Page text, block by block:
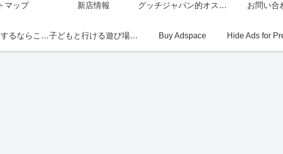
マップ 新店情報 グッチジャパン的オススメ店 お問い合
おもてなしするならこの店 子どもと行ける遊び場・お店 Buy Adspace